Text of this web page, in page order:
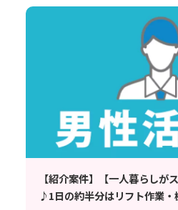
【紹介案件】【一人暮らしが
♪1日の約半分はリフト作業